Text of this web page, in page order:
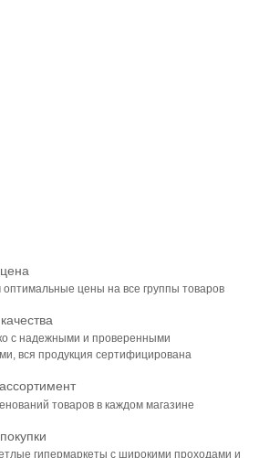
цены на все группы товаров
с надежными и проверенными
вся продукция сертифицирована
товаров в каждом магазине
гипермаркеты с широкими проходами и